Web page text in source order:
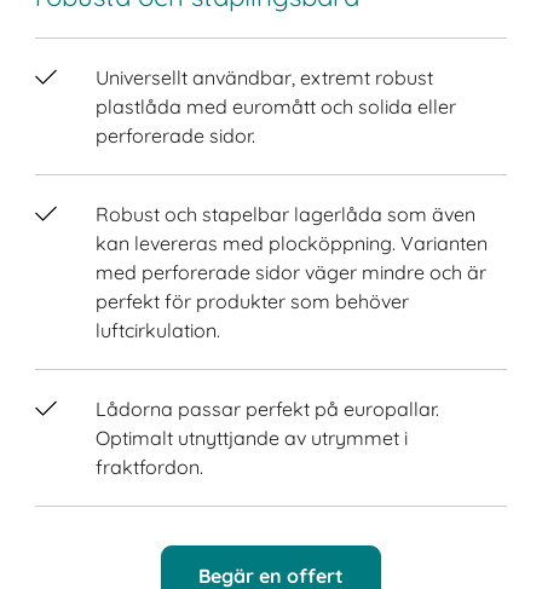
Universellt användbar, extremt robust
plastlåda med euromått och solida eller
perforerade sidor.
Robust och stapelbar lagerlåda som även
kan levereras med plocköppning. Varianten
med perforerade sidor väger mindre och är
perfekt för produkter som behöver
luftcirkulation.
Lådorna passar perfekt på europallar.
Optimalt utnyttjande av utrymmet i
fraktfordon.
Begär en offert